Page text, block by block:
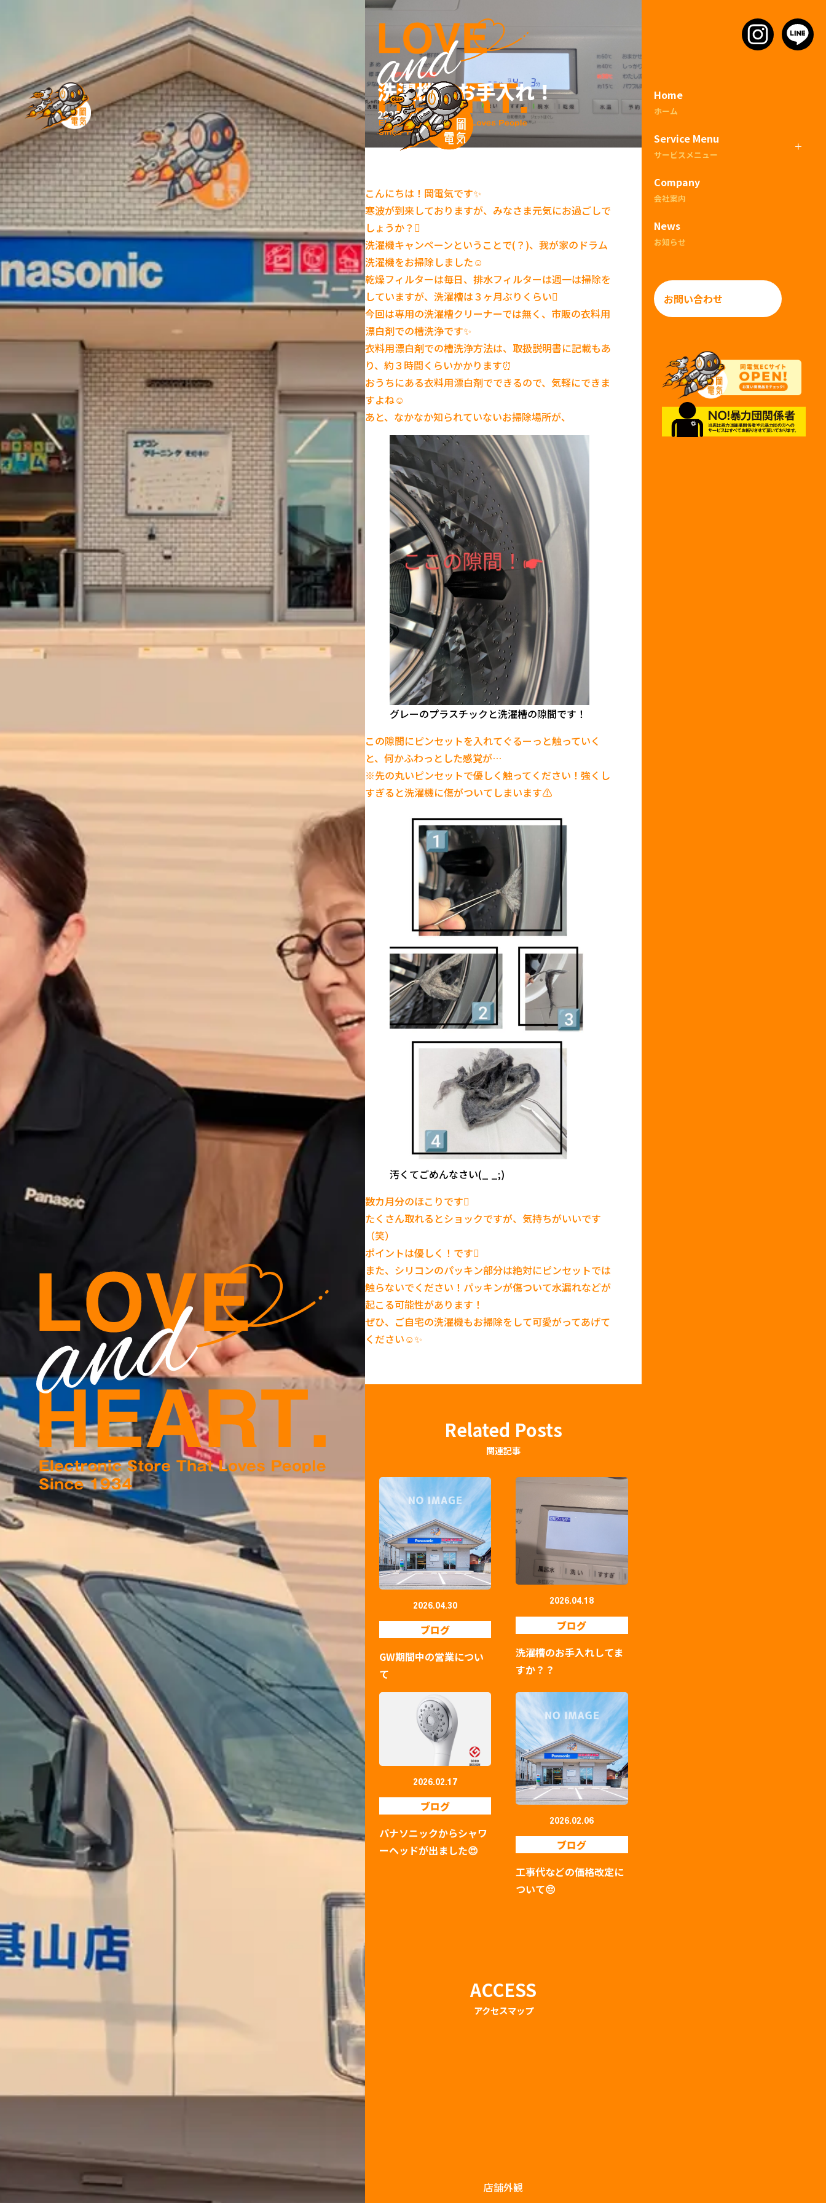
Home
ホーム
Service Menu
サービスメニュー
Company
会社案内
News
お知らせ
お問い合わせ
洗濯機のお手入れ！
2025/02/08ブログ
こんにちは！岡電気です✨
寒波が到来しておりますが、みなさま元気にお過ごしで
しょうか？️
洗濯機キャンペーンということで(？)、我が家のドラム
洗濯機をお掃除しました☺️
乾燥フィルターは毎日、排水フィルターは週一は掃除を
していますが、洗濯槽は３ヶ月ぶりくらい
今回は専用の洗濯槽クリーナーでは無く、市販の衣料用
漂白剤での槽洗浄です✨
衣料用漂白剤での槽洗浄方法は、取扱説明書に記載もあ
り、約３時間くらいかかります⏰️
おうちにある衣料用漂白剤でできるので、気軽にできま
すよね☺️
あと、なかなか知られていないお掃除場所が、
グレーのプラスチックと洗濯槽の隙間です！
この隙間にピンセットを入れてぐるーっと触っていく
と、何かふわっとした感覚が…
※先の丸いピンセットで優しく触ってください！強くし
すぎると洗濯機に傷がついてしまいます⚠
汚くてごめんなさい(_ _;)
数カ月分のほこりです
たくさん取れるとショックですが、気持ちがいいです
（笑）
ポイントは優しく！です️
また、シリコンのパッキン部分は絶対にピンセットでは
触らないでください！パッキンが傷ついて水漏れなどが
起こる可能性があります！
ぜひ、ご自宅の洗濯機もお掃除をして可愛がってあげて
ください☺️✨
Related Posts
関連記事
2026.04.30
ブログ
GW期間中の営業につい
て
2026.04.18
ブログ
洗濯槽のお手入れしてま
すか？？
2026.02.17
ブログ
パナソニックからシャワ
ーヘッドが出ました😍
2026.02.06
ブログ
工事代などの価格改定に
ついて😔
ACCESS
アクセスマップ
店舗外観